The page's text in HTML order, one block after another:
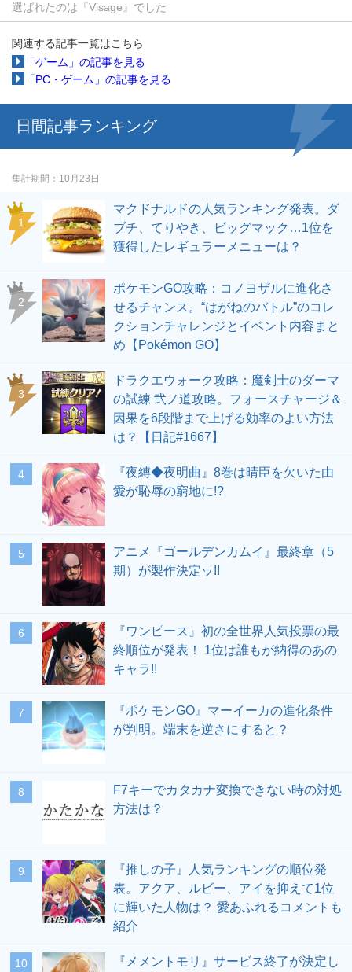
選ばれたのは『Visage』でした
関連する記事一覧はこちら
「ゲーム」の記事を見る
「PC・ゲーム」の記事を見る
日間記事ランキング
集計期間 10月23日
マクドナルドの人気ランキング発表。ダ
ブチ、てりやき、ビッグマック…1位を
獲得したレギュラーメニューは？
ポケモンGO攻略：コノヨザルに進化さ
せるチャンス。“はがねのバトル”のコレ
クションチャレンジとイベント内容まと
め【Pokémon GO】
ドラクエウォーク攻略：魔剣士のダーマ
の試練 弐ノ道攻略。フォースチャージ＆
因果を6段階まで上げる効率のよい方法
は？【日記#1667】
『夜縛◆夜明曲』8巻は晴臣を欠いた由
愛が恥辱の窮地に!?
アニメ『ゴールデンカムイ』最終章（5
期）が製作決定ッ!!
『ワンピース』初の全世界人気投票の最
終順位が発表！ 1位は誰もが納得のあの
キャラ!!
『ポケモンGO』マーイーカの進化条件
が判明。端末を逆さにすると？
F7キーでカタカナ変換できない時の対処
方法は？
『推しの子』人気ランキングの順位発
表。アクア、ルビー、アイを抑えて1位
に輝いた人物は？ 愛あふれるコメントも
紹介
『メメントモリ』サービス終了が決定し